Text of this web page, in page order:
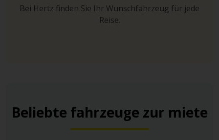
Bei Hertz finden Sie Ihr Wunschfahrzeug für jede
Reise.
Beliebte fahrzeuge zur miete